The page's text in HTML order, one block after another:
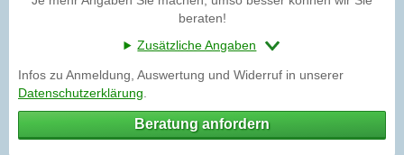
beraten!
Zusätzliche Angaben
Infos zu Anmeldung, Auswertung und Widerruf in unserer
Datenschutzerklärung
Beratung anfordern